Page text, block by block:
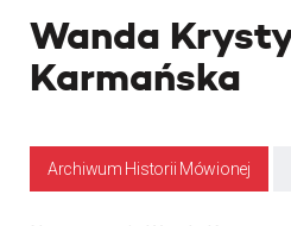
Wanda
Karmańska
Archiwum Historii Mówionej